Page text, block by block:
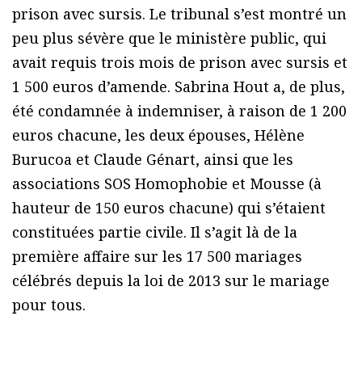
prison avec sursis. Le tribunal s’est montré un
peu plus sévère que le ministère public, qui
avait requis trois mois de prison avec sursis et
1 500 euros d’amende. Sabrina Hout a, de plus,
été condamnée à indemniser, à raison de 1 200
euros chacune, les deux épouses, Hélène
Burucoa et Claude Génart, ainsi que les
associations SOS Homophobie et Mousse (à
hauteur de 150 euros chacune) qui s’étaient
constituées partie civile. Il s’agit là de la
première affaire sur les 17 500 mariages
célébrés depuis la loi de 2013 sur le mariage
pour tous.